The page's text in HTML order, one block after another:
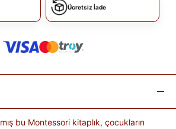
Ücretsiz İade
bu Montessori kitaplık, çocukların